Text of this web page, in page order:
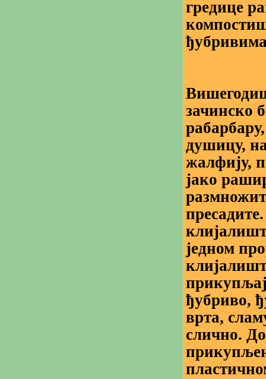
гредице
зачинско
душицу,
жалфију,
јако
једном
ђубриво,
врта,
слично.